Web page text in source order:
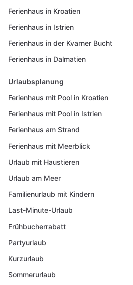
Ferienhaus in Kroatien
Ferienhaus in Istrien
Ferienhaus in der Kvarner Bucht
Ferienhaus in Dalmatien
Urlaubsplanung
Ferienhaus mit Pool in Kroatien
Ferienhaus mit Pool in Istrien
Ferienhaus am Strand
Ferienhaus mit Meerblick
Urlaub mit Haustieren
Urlaub am Meer
Familienurlaub mit Kindern
Last-Minute-Urlaub
Frühbucherrabatt
Partyurlaub
Kurzurlaub
Sommerurlaub